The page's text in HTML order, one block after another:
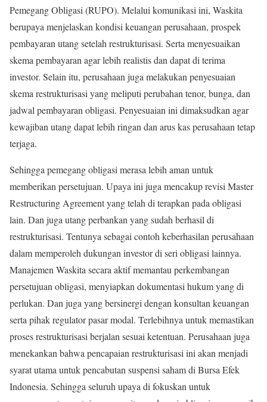
Pemegang Obligasi (RUPO). Melalui komunikasi ini, Waskita
berupaya menjelaskan kondisi keuangan perusahaan, prospek
pembayaran utang setelah restrukturisasi. Serta menyesuaikan
skema pembayaran agar lebih realistis dan dapat di terima
investor. Selain itu, perusahaan juga melakukan penyesuaian
skema restrukturisasi yang meliputi perubahan tenor, bunga, dan
jadwal pembayaran obligasi. Penyesuaian ini dimaksudkan agar
kewajiban utang dapat lebih ringan dan arus kas perusahaan tetap
terjaga.
Sehingga pemegang obligasi merasa lebih aman untuk
memberikan persetujuan. Upaya ini juga mencakup revisi Master
Restructuring Agreement yang telah di terapkan pada obligasi
lain. Dan juga utang perbankan yang sudah berhasil di
restrukturisasi. Tentunya sebagai contoh keberhasilan perusahaan
dalam memperoleh dukungan investor di seri obligasi lainnya.
Manajemen Waskita secara aktif memantau perkembangan
persetujuan obligasi, menyiapkan dokumentasi hukum yang di
perlukan. Dan juga yang bersinergi dengan konsultan keuangan
serta pihak regulator pasar modal. Terlebihnya untuk memastikan
proses restrukturisasi berjalan sesuai ketentuan. Perusahaan juga
menekankan bahwa pencapaian restrukturisasi ini akan menjadi
syarat utama untuk pencabutan suspensi saham di Bursa Efek
Indonesia. Sehingga seluruh upaya di fokuskan untuk